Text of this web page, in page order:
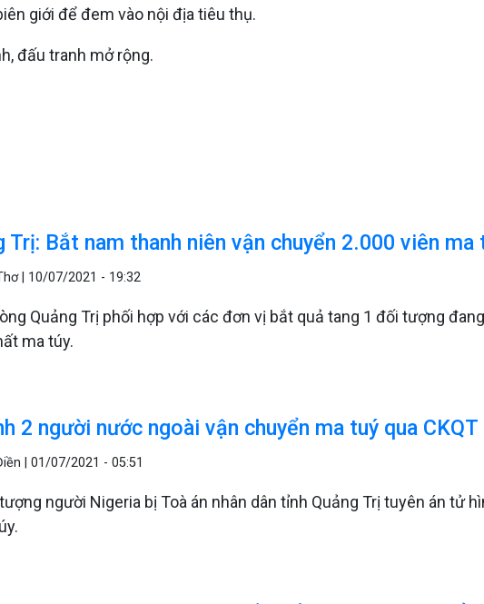
giới để đem vào nội địa tiêu thụ.
đấu tranh mở rộng.
Trị: Bắt nam thanh niên vận chuyển 2.000 viên ma
| 10/07/2021 - 19:32
Quảng Trị phối hợp với các đơn vị bắt quả tang 1 đối tượng
ma túy.
2 người nước ngoài vận chuyển ma tuý qua
|01/07/2021 - 05:51
người Nigeria bị Toà án nhân dân tỉnh Quảng Trị tuyên án tử